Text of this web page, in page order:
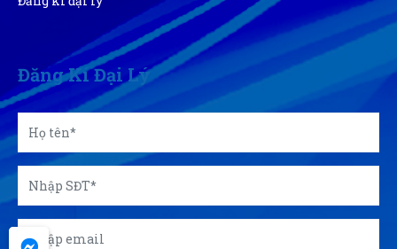
Đăng Kí Đại Lý